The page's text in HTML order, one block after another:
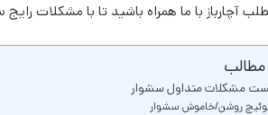
آچارباز با ما همراه باشید تا با مشکلات
مشکلات متداول سشوار
روشن/خاموش سشوار